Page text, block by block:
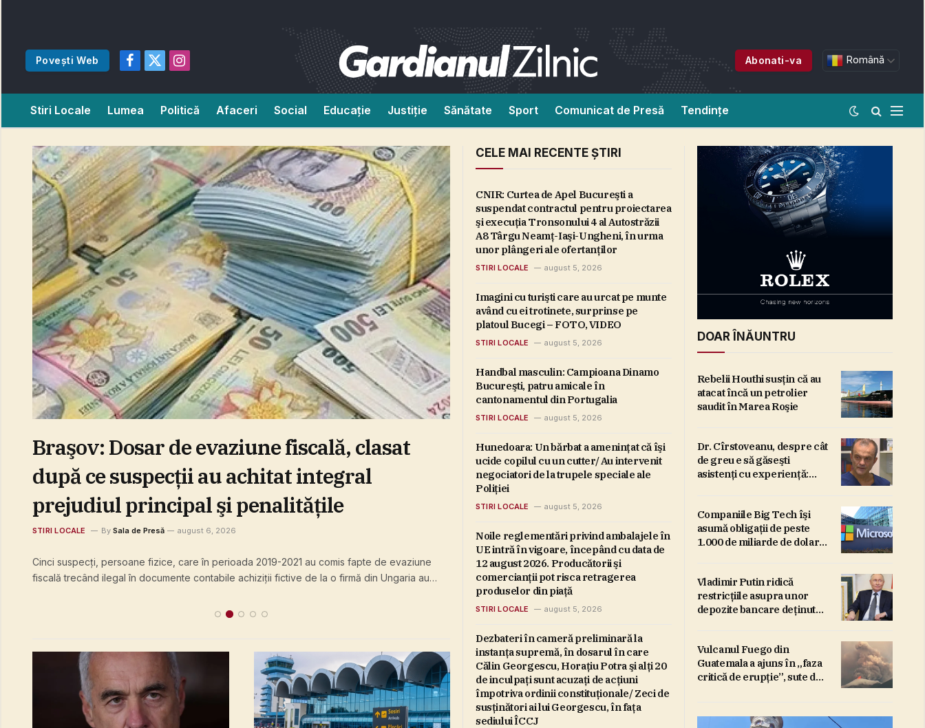
Povești Web
Facebook
X
Instagram
Abonati-va Română
Stiri Locale Lumea Politică Afaceri Social Educație Justiție Sănătate Sport Comunicat de Presă Tendințe
Braşov: Dosar de evaziune fiscală, clasat
după ce suspecţii au achitat integral
prejudiul principal şi penalităţile
STIRI LOCALE By Sala de Presă august 6, 2026
Cinci suspecţi, persoane fizice, care în perioada 2019-2021 au comis fapte de evaziune
fiscală trecând ilegal în documente contabile achiziţii fictive de la o firmă din Ungaria au
Colliers: Estimările privind livrările de
spaţii comerciale noi, revizuite în scădere cu
35% pentru 2026, din cauza contextului
economic dificil. Optimism pentru 2027
STIRI LOCALE Sala de Presă august 6, 2026
Piaţa de retail modern din România a cunoscut o încetinire a livrărilor, în primul semestru din
acest an, fiind adăugate aproximativ 80.000 de metri pătraţi de spaţii comerciale noi, faţă
de circa 122.000 de metri pătraţi în perioada similară a anului trecut, evoluţie care a…
CELE MAI RECENTE ȘTIRI
CNIR: Curtea de Apel Bucureşti a
suspendat contractul pentru proiectarea
şi execuţia Tronsonului 4 al Autostrăzii
A8 Târgu Neamţ-Iaşi-Ungheni, în urma
unor plângeri ale ofertanţilor
STIRI LOCALE august 5, 2026
Imagini cu turişti care au urcat pe munte
având cu ei trotinete, surprinse pe
platoul Bucegi – FOTO, VIDEO
STIRI LOCALE august 5, 2026
Handbal masculin: Campioana Dinamo
Bucureşti, patru amicale în
cantonamentul din Portugalia
STIRI LOCALE august 5, 2026
Hunedoara: Un bărbat a ameninţat că îşi
ucide copilul cu un cutter/ Au intervenit
negociatori de la trupele speciale ale
Poliţiei
STIRI LOCALE august 5, 2026
Noile reglementări privind ambalajele în
UE intră în vigoare, începând cu data de
12 august 2026. Producătorii şi
comercianţii pot risca retragerea
produselor din piaţă
STIRI LOCALE august 5, 2026
Dezbateri în cameră preliminară la
instanţa supremă, în dosarul în care
Călin Georgescu, Horaţiu Potra şi alţi 20
de inculpaţi sunt acuzaţi de acţiuni
împotriva ordinii constituţionale/ Zeci de
susţinători ai lui Georgescu, în faţa
sediului ÎCCJ
DOAR ÎNĂUNTRU
Rebelii Houthi susţin că au
atacat încă un petrolier
saudit în Marea Roşie
Dr. Cîrstoveanu, despre cât
de greu e să găseşti
asistenţi cu experienţă:
asistenţi medicali la ATI
nou-născuţi/8 bebeluşi
aşteaptă să ajungă la
de experienţă
Companiile Big Tech îşi
asumă obligaţii de peste
1.000 de miliarde de dolari
Vladimir Putin ridică
restricţiile asupra unor
depozite bancare deţinute
Vulcanul Fuego din
Guatemala a ajuns în „faza
critică de erupţie”, sute de